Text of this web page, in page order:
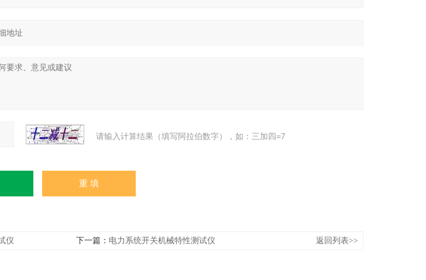
请输入计算结果（填写阿拉伯数字），如：三加四=7
仪 下一篇： 电力系统开关机械特性测试仪 返回列表>>